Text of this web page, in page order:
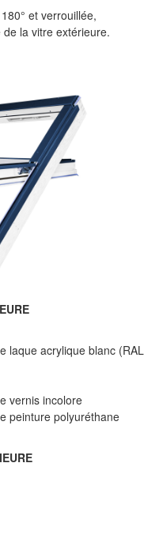
et verrouillée,
la vitre extérieure.
laque acrylique blanc (RAL
vernis incolore
peinture polyuréthane